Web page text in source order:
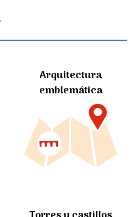
Arquitectura
emblemática